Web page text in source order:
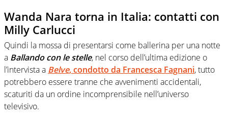
Wanda Nara torna in Italia: contatti con
Milly Carlucci
Quindi la mossa di presentarsi come ballerina per una notte
a Ballando con le stelle, nel corso dell’ultima edizione o
l’intervista a Belve, condotto da Francesca Fagnani, tutto
potrebbero essere tranne che avvenimenti accidentali,
scaturiti da un ordine incomprensibile nell’universo
televisivo.